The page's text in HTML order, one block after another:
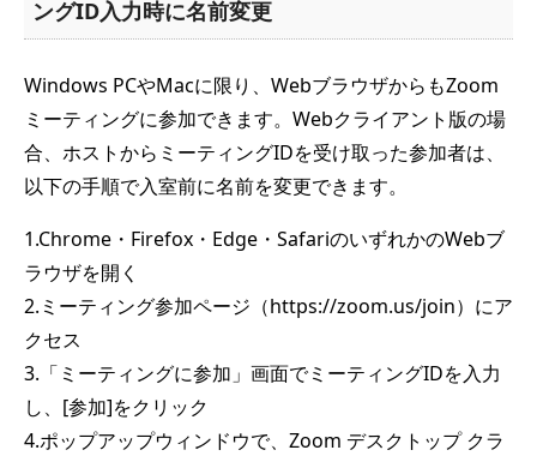
ングID入力時に名前変更
Windows PCやMacに限り、WebブラウザからもZoom
ミーティングに参加できます。Webクライアント版の場
合、ホストからミーティングIDを受け取った参加者は、
以下の手順で入室前に名前を変更できます。
1.Chrome・Firefox・Edge・SafariのいずれかのWebブ
ラウザを開く
2.ミーティング参加ページ（https://zoom.us/join）にア
クセス
3.「ミーティングに参加」画面でミーティングIDを入力
し、[参加]をクリック
4.ポップアップウィンドウで、Zoom デスクトップ クラ